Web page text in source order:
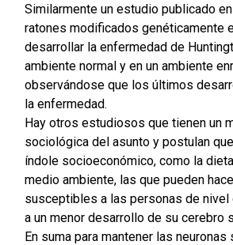
Similarmente un estudio publicado
ratones modificados genéticamente
desarrollar la enfermedad de
ambiente normal y en un ambiente
observándose que los últimos
la enfermedad.
Hay otros estudiosos que tienen un
sociológica del asunto y postulan
índole socioeconómico, como la
medio ambiente, las que pueden
susceptibles a las personas de nivel
a un menor desarrollo de su cerebro
En suma para mantener las